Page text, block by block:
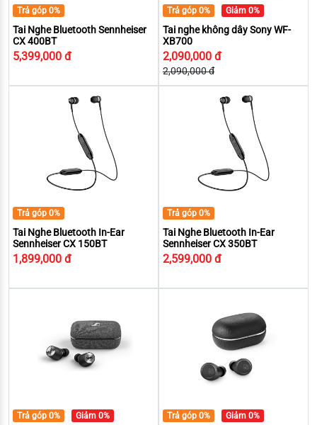
Trả góp 0%
Tai Nghe Bluetooth Sennheiser
CX 400BT
5,399,000 đ
Trả góp 0% Giảm 0%
Tai nghe không dây Sony WF-
XB700
2,090,000 đ
2,090,000 đ
Trả góp 0%
Tai Nghe Bluetooth In-Ear
Sennheiser CX 150BT
1,899,000 đ
Trả góp 0%
Tai Nghe Bluetooth In-Ear
Sennheiser CX 350BT
2,599,000 đ
Trả góp 0% Giảm 0% Trả góp 0% Giảm 0%